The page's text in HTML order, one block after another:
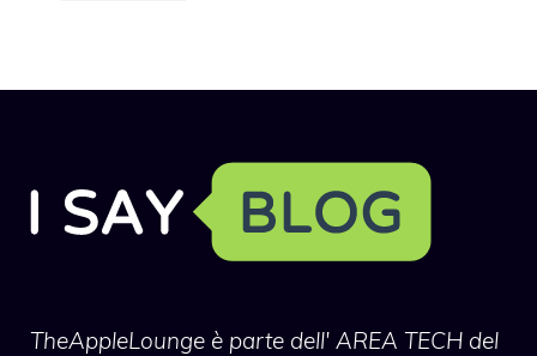
TheAppleLounge è parte dell' AREA TECH del